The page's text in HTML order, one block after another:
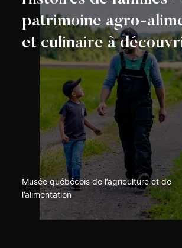
patrimoine agro-
et culinaire à
Musée québécois de l’agriculture et de
l’alimentation